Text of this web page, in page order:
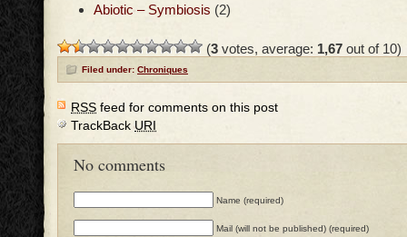
Abiotic – Symbiosis (2)
(3 votes, average: 1,67 out of 10)
Filed under: Chroniques
RSS feed for comments on this post
TrackBackURI
No comments
Name (required)
Mail (will not be published) (required)